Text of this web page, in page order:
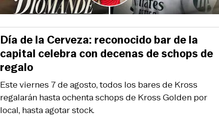
Este viernes 7 de agosto, todos los bares de Kross
regalarán hasta ochenta schops de Kross Golden por
local, hasta agotar stock.
Día de la Cerveza: reconocido bar de la
capital celebra con decenas de schops de
regalo